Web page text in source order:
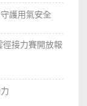
護用氣安全
接力賽開放報